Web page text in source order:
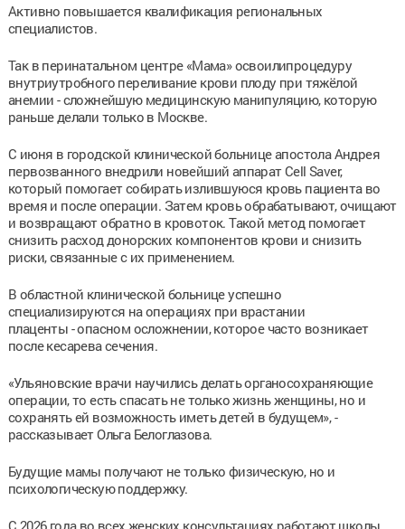
Активно повышается квалификация региональных
специалистов.
Так в перинатальном центре «Мама» освоилипроцедуру
внутриутробного переливание крови плоду при тяжёлой
анемии - сложнейшую медицинскую манипуляцию, которую
раньше делали только в Москве.
С июня в городской клинической больнице апостола Андрея
первозванного внедрили новейший аппарат Cell Saver,
который помогает собирать излившуюся кровь пациента во
время и после операции. Затем кровь обрабатывают, очищают
и возвращают обратно в кровоток. Такой метод помогает
снизить расход донорских компонентов крови и снизить
риски, связанные с их применением.
В областной клинической больнице успешно
специализируются на операциях при врастании
плаценты - опасном осложнении, которое часто возникает
после кесарева сечения.
«Ульяновские врачи научились делать органосохраняющие
операции, то есть спасать не только жизнь женщины, но и
сохранять ей возможность иметь детей в будущем», -
рассказывает Ольга Белоглазова.
Будущие мамы получают не только физическую, но и
психологическую поддержку.
С 2026 года во всех женских консультациях работают школы